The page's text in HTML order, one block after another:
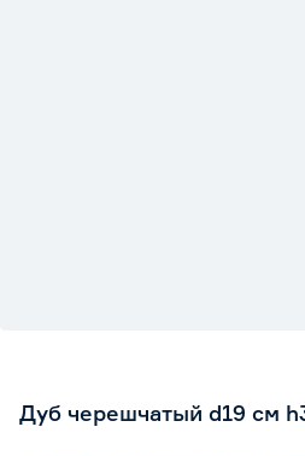
Дуб черешчатый d19 см